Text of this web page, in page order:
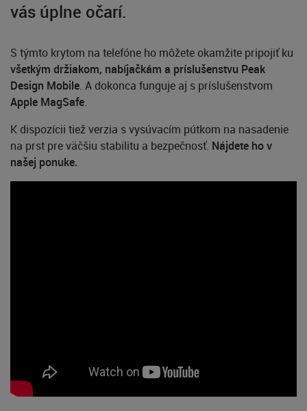
vás úplne očarí.
S týmto krytom na telefóne ho môžete okamžite pripojiť ku
všetkým držiakom, nabíjačkám a príslušenstvu Peak
Design Mobile. A dokonca funguje aj s príslušenstvom
Apple MagSafe.
K dispozícii tiež verzia s vysúvacím pútkom na nasadenie
na prst pre väčšiu stabilitu a bezpečnosť. Nájdete ho v
našej ponuke.